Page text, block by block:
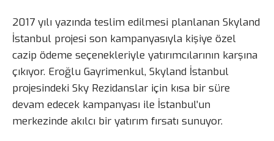
2017 yılı yazında teslim edilmesi planlanan Skyland
İstanbul projesi son kampanyasıyla kişiye özel
cazip ödeme seçenekleriyle yatırımcılarının karşına
çıkıyor. Eroğlu Gayrimenkul, Skyland İstanbul
projesindeki Sky Rezidanslar için kısa bir süre
devam edecek kampanyası ile İstanbul’un
merkezinde akılcı bir yatırım fırsatı sunuyor.